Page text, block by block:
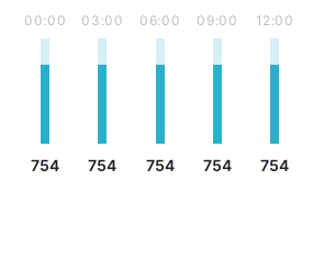
00:00
754
03:00
754
06:00
754
09:00
754
12:00
754